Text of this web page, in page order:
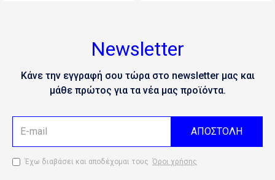
Newsletter
Κάνε την εγγραφή σου τώρα στο newsletter μας και
μάθε πρώτος για τα νέα μας προϊόντα.
ΑΠΟΣΤΟΛΗ
Έχω διαβάσει και αποδέχομαι τους Όροι χρήσης